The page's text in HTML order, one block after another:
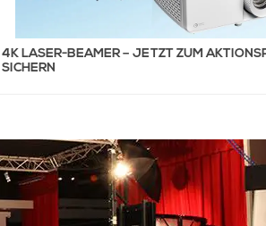
4K LASER-BEAMER – JETZT ZUM
SICHERN